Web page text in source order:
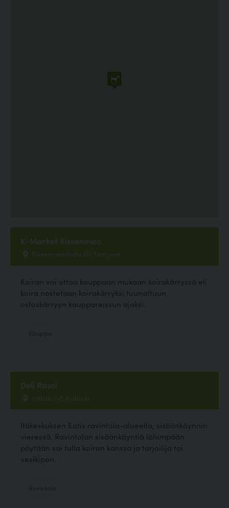
K-Market Kissanmaa
Kissanmaankatu 20, Tampere
Koiran voi ottaa kauppaan mukaan koirakärryssä eli
koira nostetaan koirakärryksi tuunattuun
ostoskärryyn kauppareissun ajaksi.
Deli Rasoi
Itäkatu 1-5, Helsinki
Itäkeskuksen Eatis ravintola-alueella, sisäänkäynnin
vieressä. Ravintolan sisäänkäyntiä lähimpään
pöytään sai tulla koiran kanssa ja tarjoilija toi
vesikipon.